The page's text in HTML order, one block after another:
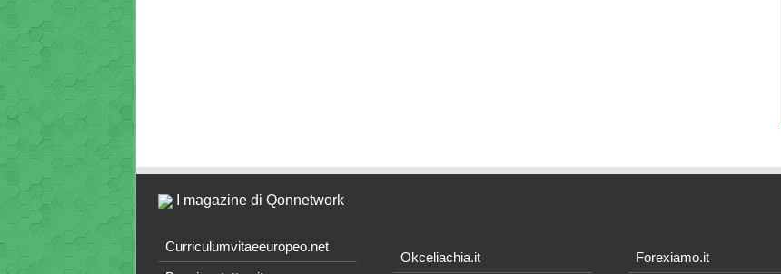
I magazine di Qonnetwork
Curriculumvitaeeuropeo.net
Okceliachia.it Forexiamo.it